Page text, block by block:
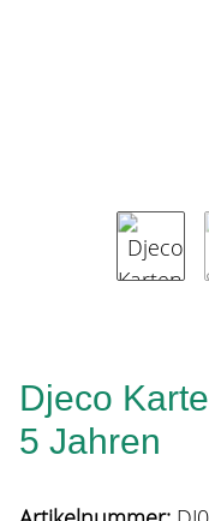
Djeco
5 Jahren